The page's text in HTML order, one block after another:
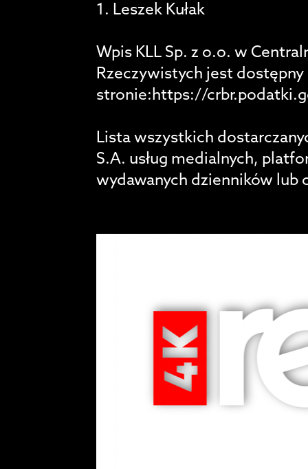
1. Leszek Kułak
Wpis KLL Sp. z o.o. w
Rzeczywistych jest dostępny
stronie:https://
Lista wszystkich
S.A. usług medialnych,
wydawanych dzienników lub